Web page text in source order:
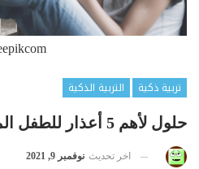
تربية ذكية
التربية الذكية
حلول لأهم 5 أعذار للطفل المماطل وغير المبالي
اخر تحديث نوفمبر 9, 2021